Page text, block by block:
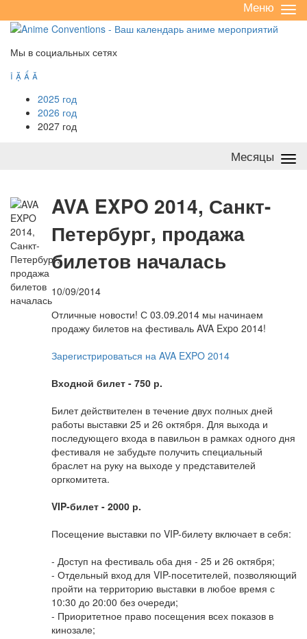
/
Меню
Мы в социальных сетях
   
2025 год
2026 год
2027 год
Месяцы
AVA EXPO 2014, Санкт-
Петербург, продажа
билетов началась
10/09/2014
Отличные новости! С 03.09.2014 мы начинаем
продажу билетов на фестиваль AVA Expo 2014!
Зарегистрироваться на AVA EXPO 2014
Входной билет - 750 р.
Билет действителен в течение двух полных дней
работы выставки 25 и 26 октября. Для выхода и
последующего входа в павильон в рамках одного дня
фестиваля не забудьте получить специальный
браслет на руку на выходе у представителей
оргкомитета.
VIP-билет - 2000 р.
Посещение выставки по VIP-билету включает в себя:
- Доступ на фестиваль оба дня - 25 и 26 октября;
- Отдельный вход для VIP-посетителей, позволяющий
пройти на территорию выставки в любое время с
10:30 до 20:00 без очереди;
- Приоритетное право посещения всех показов в
кинозале;